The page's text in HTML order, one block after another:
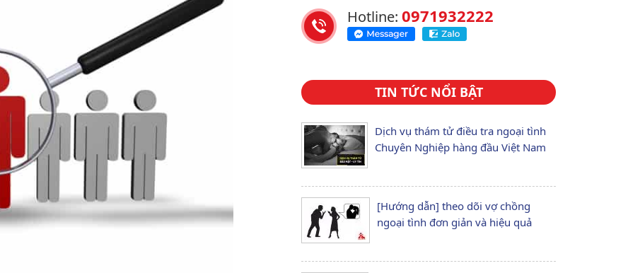
Hotline: 0971932222
TIN TỨC NỔI BẬT
Dịch vụ thám tử điều tra ngoại tình
Chuyên Nghiệp hàng đầu Việt Nam
[Hướng dẫn] theo dõi vợ chồng
ngoại tình đơn giản và hiệu quả